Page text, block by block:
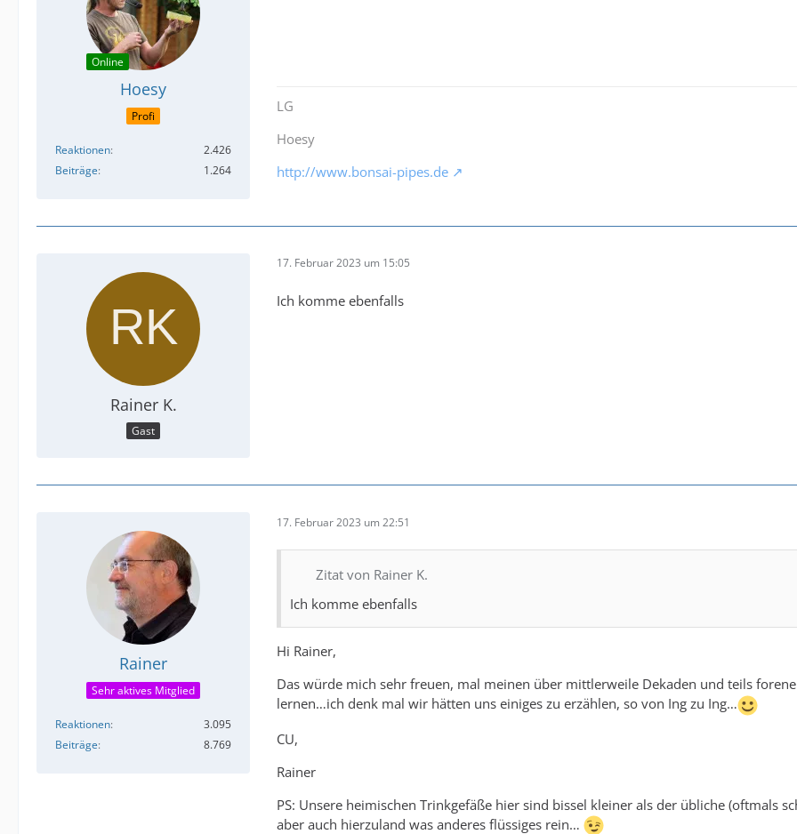
Online
Hoesy
Profi
Reaktionen
2.426
Beiträge
1.264
LG
Hoesy
http://www.bonsai-pipes.de
Rainer K.
Gast
17. Februar 2023 um 15:05
Ich komme ebenfalls
Rainer
Sehr aktives Mitglied
Reaktionen
3.095
Beiträge
8.769
17. Februar 2023 um 22:51
Zitat von Rainer K.
Ich komme ebenfalls
Hi Rainer,
Das würde mich sehr freuen, mal meinen über mittlerweile Dekaden und teils
lernen…ich denk mal wir hätten uns einiges zu erzählen, so von Ing zu Ing…
CU,
Rainer
PS: Unsere heimischen Trinkgefäße hier sind bissel kleiner als der übliche (oftmals
aber auch hierzuland was anderes flüssiges rein…